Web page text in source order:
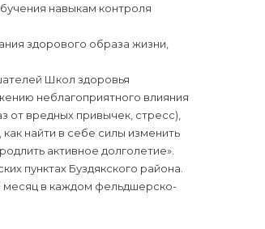
навыкам контроля
здорового образа жизни,
Школ здоровья
неблагоприятного влияния
от вредных привычек, стресс),
найти в себе силы изменить
активное долголетие».
Буздякского района.
в каждом фельдшерско-